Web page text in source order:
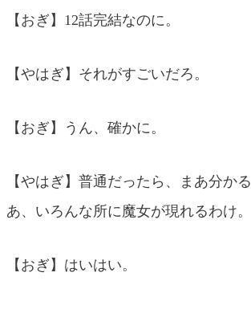
【おぎ】12話完結なのに。
【やはぎ】それがすごいだろ。
【おぎ】うん、確かに。
【やはぎ】普通だったら、まあ分か
あ、いろんな所に魔女が現れるわけ。
【おぎ】はいはい。